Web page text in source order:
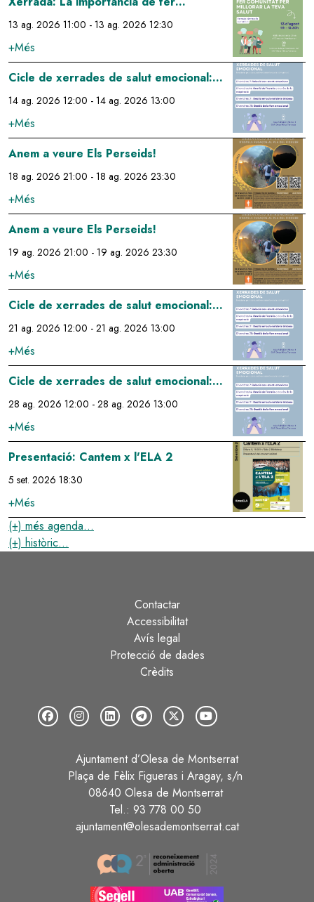
comunitat per millorar la teva salut
13 ag. 2026 11:00 - 13 ag. 2026 12:30
+Més
Cicle de xerrades de salut emocional:
gestió de l'estrés a través de la
respiració
14 ag. 2026 12:00 - 14 ag. 2026 13:00
+Més
Image
Anem a veure Els Perseids!
18 ag. 2026 21:00 - 18 ag. 2026 23:30
+Més
Image
Anem a veure Els Perseids!
19 ag. 2026 21:00 - 19 ag. 2026 23:30
+Més
Image
Cicle de xerrades de salut emocional:
gestió emocional de la tristesa
21 ag. 2026 12:00 - 21 ag. 2026 13:00
+Més
Image
Cicle de xerrades de salut emocional:
gestió de la fam emocional
28 ag. 2026 12:00 - 28 ag. 2026 13:00
+Més
Image
Presentació: Cantem x l'ELA 2
5 set. 2026 18:30
+Més
Image
(+) més agenda...
(+) històric...
Contactar
Accessibilitat
Avís legal
Protecció de dades
Crèdits
Ajuntament d’Olesa de Montserrat
Plaça de Fèlix Figueras i Aragay, s/n
08640 Olesa de Montserrat
Tel.: 93 778 00 50
ajuntament@olesademontserrat.cat
Image
Image